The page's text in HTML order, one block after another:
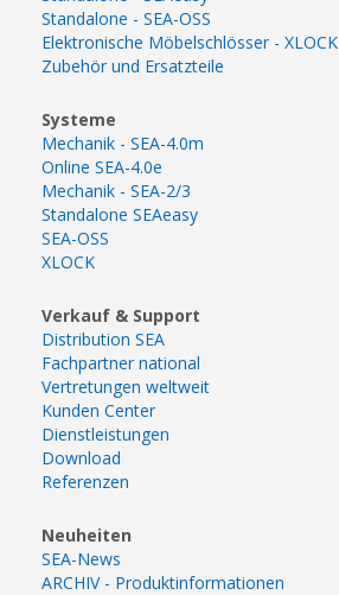
Standalone - SEA-OSS
Elektronische Möbelschlösser - XLOCK
Zubehör und Ersatzteile
Systeme
Mechanik - SEA-4.0m
Online SEA-4.0e
Mechanik - SEA-2/3
Standalone SEAeasy
SEA-OSS
XLOCK
Verkauf & Support
Distribution SEA
Fachpartner national
Vertretungen weltweit
Kunden Center
Dienstleistungen
Download
Referenzen
Neuheiten
SEA-News
ARCHIV - Produktinformationen